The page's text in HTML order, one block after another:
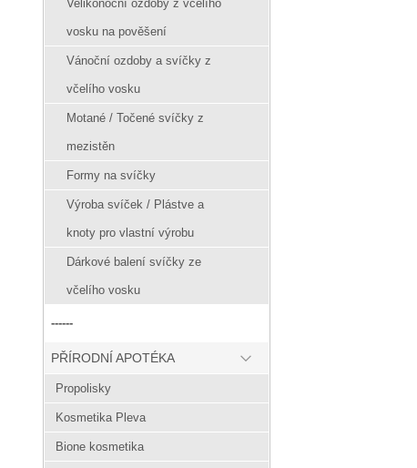
Velikonoční ozdoby z včelího
vosku na pověšení
Vánoční ozdoby a svíčky z
včelího vosku
Motané / Točené svíčky z
mezistěn
Formy na svíčky
Výroba svíček / Plástve a
knoty pro vlastní výrobu
Dárkové balení svíčky ze
včelího vosku
------
PŘÍRODNÍ APOTÉKA
Propolisky
Kosmetika Pleva
Bione kosmetika